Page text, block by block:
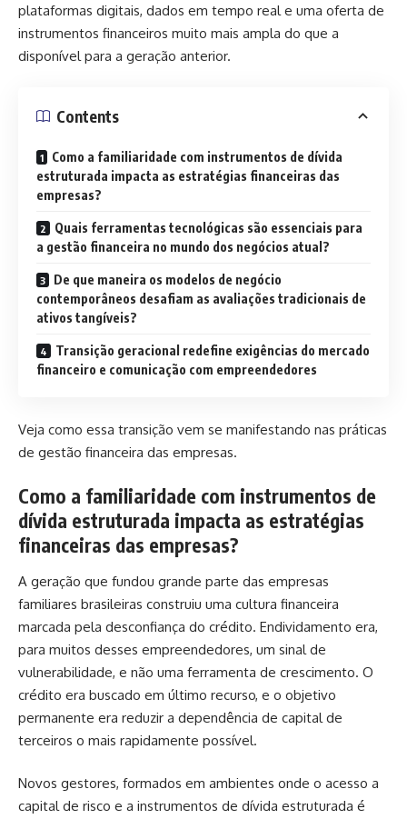
plataformas digitais, dados em tempo real e uma oferta de
instrumentos financeiros muito mais ampla do que a
disponível para a geração anterior.
Contents
Como a familiaridade com instrumentos de dívida
estruturada impacta as estratégias financeiras das
empresas?
Quais ferramentas tecnológicas são essenciais para
a gestão financeira no mundo dos negócios atual?
De que maneira os modelos de negócio
contemporâneos desafiam as avaliações tradicionais de
ativos tangíveis?
Transição geracional redefine exigências do mercado
financeiro e comunicação com empreendedores
Veja como essa transição vem se manifestando nas práticas
de gestão financeira das empresas.
Como a familiaridade com instrumentos de
dívida estruturada impacta as estratégias
financeiras das empresas?
A geração que fundou grande parte das empresas
familiares brasileiras construiu uma cultura financeira
marcada pela desconfiança do crédito. Endividamento era,
para muitos desses empreendedores, um sinal de
vulnerabilidade, e não uma ferramenta de crescimento. O
crédito era buscado em último recurso, e o objetivo
permanente era reduzir a dependência de capital de
terceiros o mais rapidamente possível.
Novos gestores, formados em ambientes onde o acesso a
capital de risco e a instrumentos de dívida estruturada é